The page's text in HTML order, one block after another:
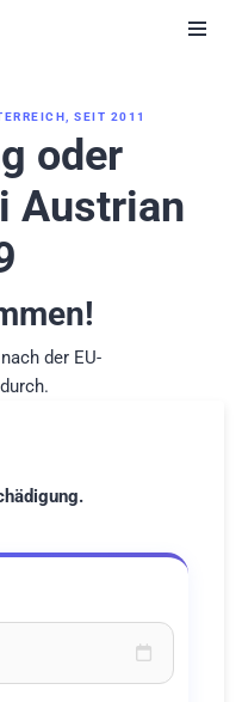
SEIT 2011
oder
Austrian
der EU-